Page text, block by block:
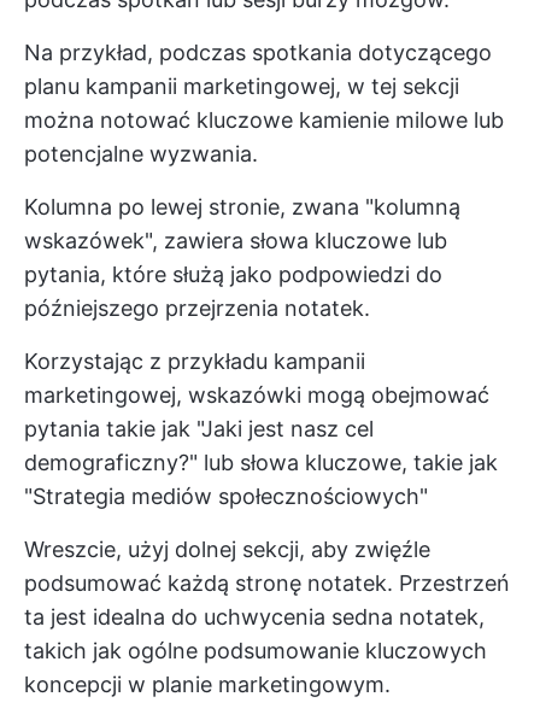
Na przykład, podczas spotkania dotyczącego
planu kampanii marketingowej, w tej sekcji
można notować kluczowe kamienie milowe lub
potencjalne wyzwania.
Kolumna po lewej stronie, zwana "kolumną
wskazówek", zawiera słowa kluczowe lub
pytania, które służą jako podpowiedzi do
późniejszego przejrzenia notatek.
Korzystając z przykładu kampanii
marketingowej, wskazówki mogą obejmować
pytania takie jak "Jaki jest nasz cel
demograficzny?" lub słowa kluczowe, takie jak
"Strategia mediów społecznościowych"
Wreszcie, użyj dolnej sekcji, aby zwięźle
podsumować każdą stronę notatek. Przestrzeń
ta jest idealna do uchwycenia sedna notatek,
takich jak ogólne podsumowanie kluczowych
koncepcji w planie marketingowym.